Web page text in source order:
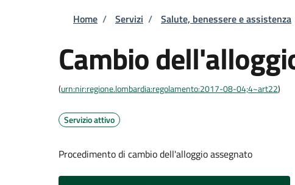
Briciole di pane
Home / Servizi / Salute, benessere e assistenza
Cambio
(urn:nir:regione.lombardia:regolamento:2017-08-04;4~art22)
Servizio attivo
Procedimento di cambio dell'alloggio assegnato